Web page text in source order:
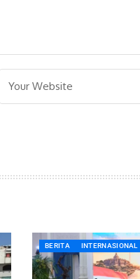
BERITA INTERNASIONAL